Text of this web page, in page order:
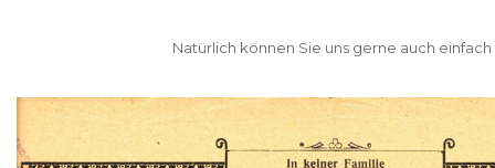
Natürlich können Sie uns gerne auch einfach dieses